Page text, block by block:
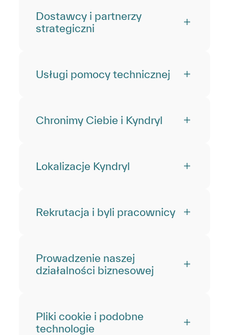
Dostawcy i partnerzy
strategiczni
Usługi pomocy technicznej
Chronimy Ciebie i Kyndryl
Lokalizacje Kyndryl
Rekrutacja i byli pracownicy
Prowadzenie naszej
działalności biznesowej
Pliki cookie i podobne
technologie